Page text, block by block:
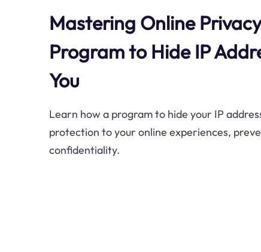
Mastering Online
Program to Hide IP
You
Learn how a program to hide your IP
protection to your online experiences,
confidentiality.